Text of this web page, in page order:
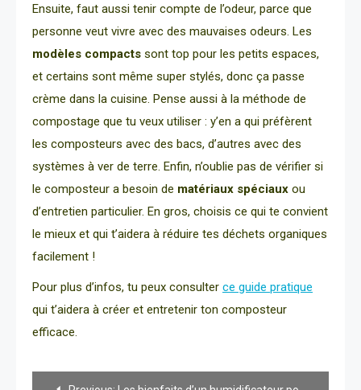
Ensuite, faut aussi tenir compte de l’odeur, parce que
personne veut vivre avec des mauvaises odeurs. Les
modèles compacts sont top pour les petits espaces,
et certains sont même super stylés, donc ça passe
crème dans la cuisine. Pense aussi à la méthode de
compostage que tu veux utiliser : y’en a qui préfèrent
les composteurs avec des bacs, d’autres avec des
systèmes à ver de terre. Enfin, n’oublie pas de vérifier si
le composteur a besoin de matériaux spéciaux ou
d’entretien particulier. En gros, choisis ce qui te convient
le mieux et qui t’aidera à réduire tes déchets organiques
facilement !
Pour plus d’infos, tu peux consulter ce guide pratique
qui t’aidera à créer et entretenir ton composteur
efficace.
Navigation